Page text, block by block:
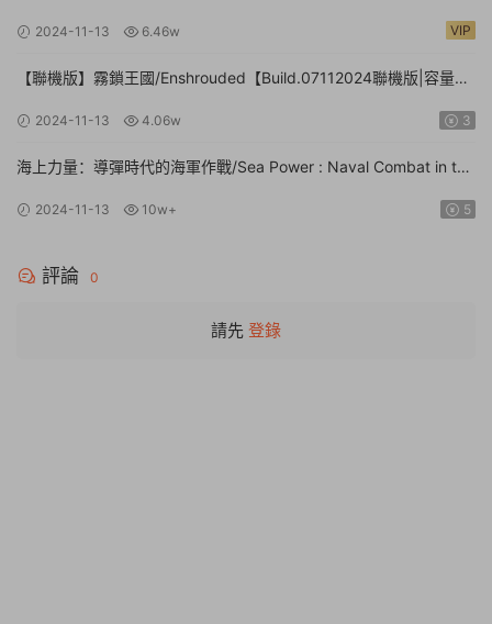
2024-11-13 6.46w VIP
【聯機版】霧鎖王國/Enshrouded【Build.07112024聯機版|容量
2024-11-13 4.06w 3
海上力量：導彈時代的海軍作戰/Sea Power : Naval Combat in the
鼠标】
2024-11-13 10w+ 5
評論 0
請先 登錄